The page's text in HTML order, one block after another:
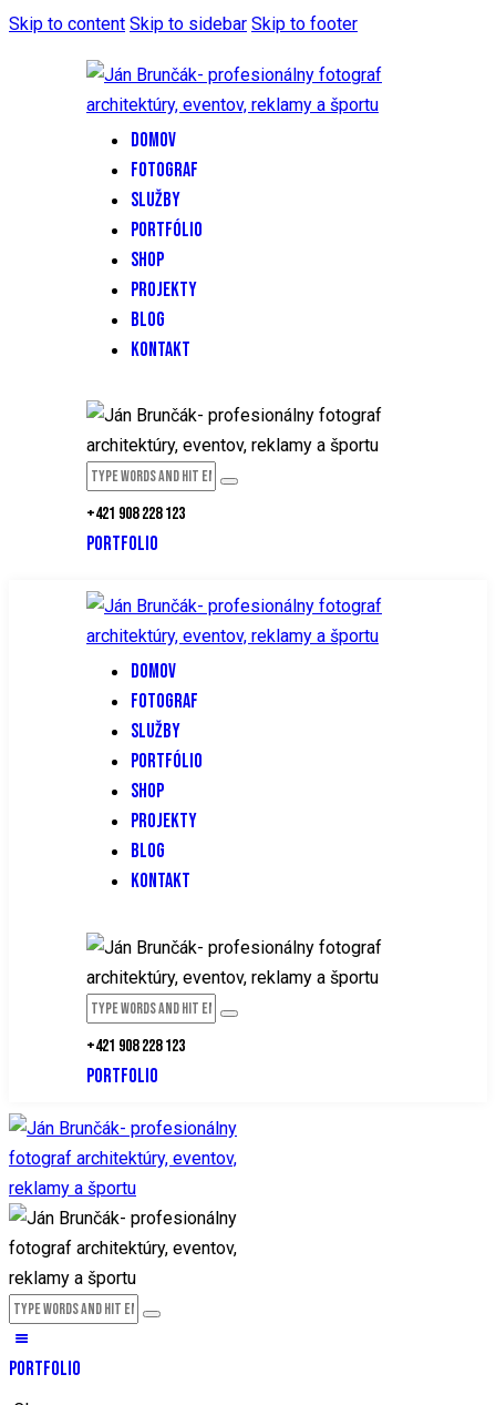
Skip to content Skip to sidebar Skip to footer
DOMOV
FOTOGRAF
SLUŽBY
PORTFÓLIO
SHOP
PROJEKTY
BLOG
KONTAKT
+421 908 228 123
PORTFOLIO
DOMOV
FOTOGRAF
SLUŽBY
PORTFÓLIO
SHOP
PROJEKTY
BLOG
KONTAKT
+421 908 228 123
PORTFOLIO
PORTFOLIO